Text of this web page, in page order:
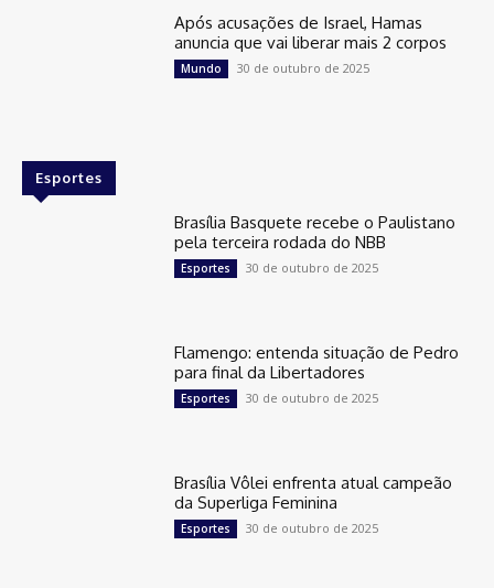
Após acusações de Israel, Hamas
anuncia que vai liberar mais 2 corpos
Mundo 30 de outubro de 2025
Esportes
Brasília Basquete recebe o Paulistano
pela terceira rodada do NBB
Esportes 30 de outubro de 2025
Flamengo: entenda situação de Pedro
para final da Libertadores
Esportes 30 de outubro de 2025
Brasília Vôlei enfrenta atual campeão
da Superliga Feminina
Esportes 30 de outubro de 2025